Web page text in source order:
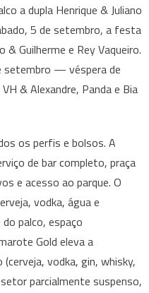
a dupla Henrique & Juliano
5 de setembro, a festa
Guilherme e Rey Vaqueiro.
setembro — véspera de
& Alexandre, Panda e Bia
os perfis e bolsos. A
de bar completo, praça
e acesso ao parque. O
vodka, água e
palco, espaço
Gold eleva a
vodka, gin, whisky,
parcialmente suspenso,